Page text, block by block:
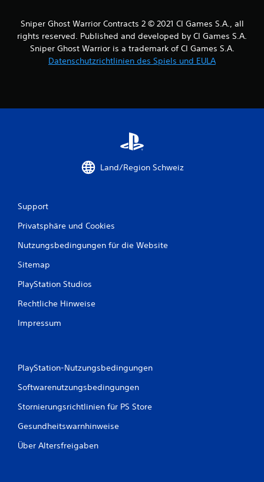
1
6
2
B
Sniper Ghost Warrior Contracts 2 © 2021 CI Games S.A., all
rights reserved. Published and developed by CI Games S.A.
Sniper Ghost Warrior is a trademark of CI Games S.A.
Datenschutzrichtlinien des Spiels und EULA
Land/Region Schweiz
Support
Privatsphäre und Cookies
Nutzungsbedingungen für die Website
Sitemap
PlayStation Studios
Rechtliche Hinweise
Impressum
PlayStation-Nutzungsbedingungen
Softwarenutzungsbedingungen
Stornierungsrichtlinien für PS Store
Gesundheitswarnhinweise
Über Altersfreigaben